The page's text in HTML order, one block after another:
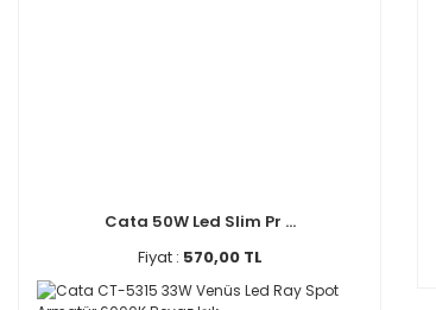
Cata 50W Led Slim Pr ...
Fiyat : 570,00 TL